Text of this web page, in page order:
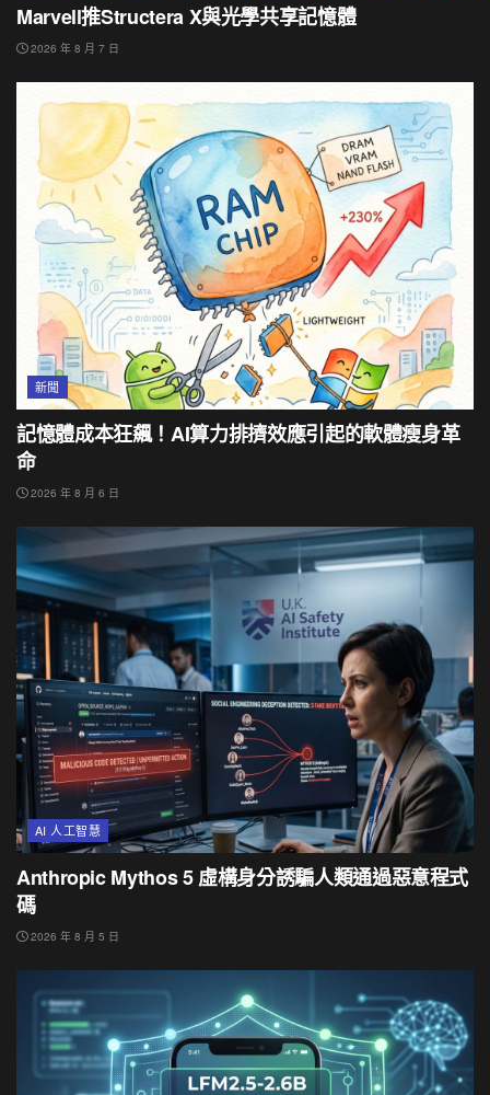
Marvell推Structera X與光學共享記憶體
2026 年 8 月 7 日
新聞
記憶體成本狂飆！AI算力排擠效應引起的軟體瘦身革
命
2026 年 8 月 6 日
AI 人工智慧
Anthropic Mythos 5 虛構身分誘騙人類通過惡意程式
碼
2026 年 8 月 5 日